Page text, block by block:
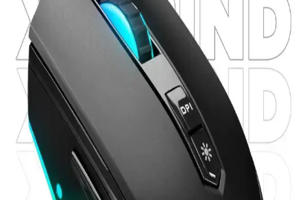
R2R DAC, direnç merdiveni kullanarak dijital ses sinyallerini
analog sinyale dönüştürür. Projede LED ışıklarla dirençlerin durumu
görselleştirilmiş, STM32 mikrodenetleyici ile kontrol sağlanmıştır.
Ticari ürünlerle kıyaslandığında farklı bir ses karakteri sunar.
Penguen Dönüştürücü Ürünleri Karşılaştırması:
iPhone 11 ve Type-C Bağlantı Çözümleri
Penguen iPhone 11 başlık aparatı ve USB dişi to Type-C
dönüştürücüleri arasındaki farkları ve kullanıcı yorumlarını detaylı
karşılaştırıyoruz.
32 GB Flash Bellek: Günümüzdeki Elektronik
Dünyasının Vazgeçilmez Parçası